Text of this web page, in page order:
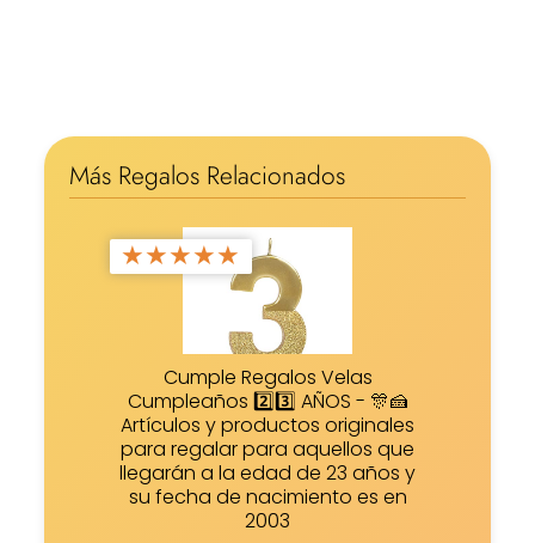
Más Regalos Relacionados
★★★★★
Cumple Regalos Velas
Cumpleaños 2️⃣3️⃣ AÑOS - 🎊🍰
Artículos y productos originales
para regalar para aquellos que
llegarán a la edad de 23 años y
su fecha de nacimiento es en
2003